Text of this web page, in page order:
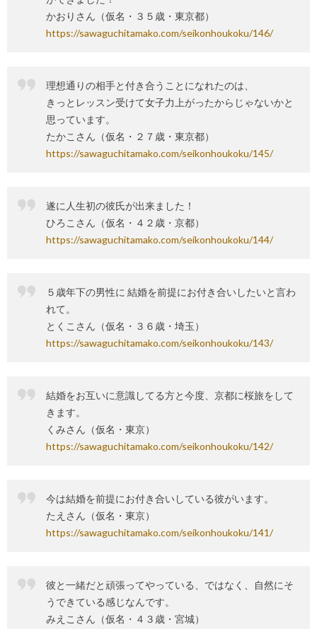
かおりさん（仮名・３５歳・東京都）
https://sawaguchitamako.com/seikonhoukoku/146/
理想通りの相手と付き合うことになれたのは、
きっとレッスン受けて女子力上がったからじゃないかと
思っています。
たかこさん（仮名・２７歳・東京都）
https://sawaguchitamako.com/seikonhoukoku/145/
遂に人生初の彼氏が出来ました！
ひろこさん（仮名・４２歳・京都）
https://sawaguchitamako.com/seikonhoukoku/144/
５歳年下の男性に 結婚を前提にお付き合いしたいと言わ
れて。
とくこさん（仮名・３６歳・埼玉）
https://sawaguchitamako.com/seikonhoukoku/143/
結婚をお互いに意識してる方と今度、京都に桜旅をして
きます。
くみさん（仮名・東京）
https://sawaguchitamako.com/seikonhoukoku/142/
今は結婚を前提にお付き合いしている彼がいます。
たえさん（仮名・東京）
https://sawaguchitamako.com/seikonhoukoku/141/
彼と一緒だと頑張ってやっている、ではなく、自然にそ
うできている感じなんです。
みえこさん（仮名・４３歳・宮城）